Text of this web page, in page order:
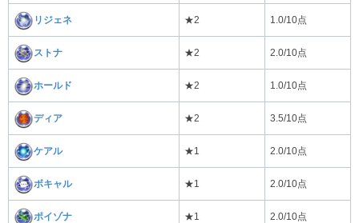
リジェネ ★2 1.0/10点
ストナ ★2 2.0/10点
ホールド ★2 1.0/10点
ディア ★2 3.5/10点
ケアル ★1 2.0/10点
ボキャル ★1 2.0/10点
ポイゾナ ★1 2.0/10点